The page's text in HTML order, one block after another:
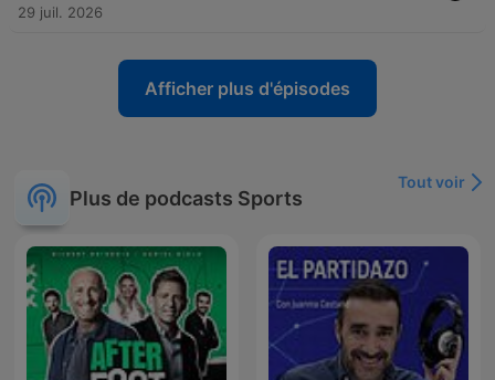
29 juil. 2026
Afficher plus d'épisodes
Plus de podcasts Sports
Tout voir